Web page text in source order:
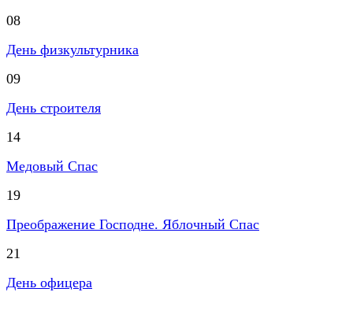
08
День физкультурника
09
День строителя
14
Медовый Спас
19
Преображение Господне. Яблочный Спас
21
День офицера